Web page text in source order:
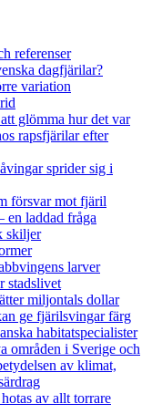
referenser
dagfjärilar?
variation
glömma hur det var
rapsfjärilar efter
sprider sig i
försvar mot fjäril
en laddad fråga
skiljer
larver
stadslivet
miljontals dollar
ge fjärilsvingar färg
habitatspecialister
områden i Sverige och
av klimat,
av allt torrare